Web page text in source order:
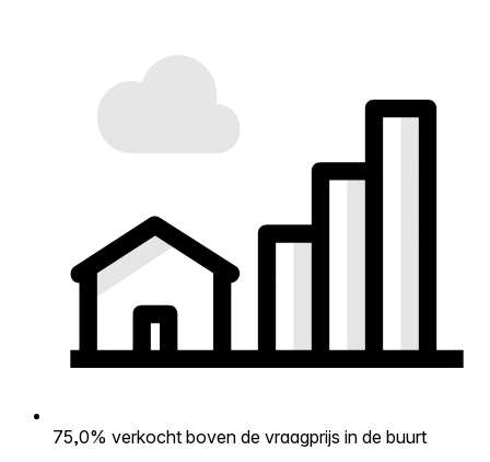
75,0% verkocht boven de vraagprijs in de buurt